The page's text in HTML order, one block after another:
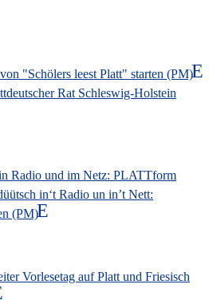
"Schölers leest Platt" starten (PM)
Rat Schleswig-Holstein
Radio und im Netz: PLATTform
in‘t Radio un in’t Nett:
(PM)
Vorlesetag auf Platt und Friesisch